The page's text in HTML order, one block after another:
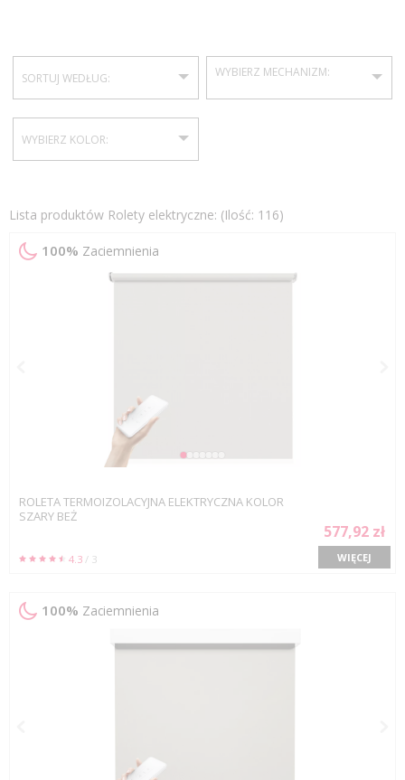
SORTUJ WEDŁUG: WYBIERZ MECHANIZM:
WYBIERZ KOLOR:
Biały
Lista produktów Rolety elektryczne: (Ilość: 116)
100% Zaciemnienia
ROLETA TERMOIZOLACYJNA ELEKTRYCZNA KOLOR
SZARY BEŻ
4.3 / 3
577,92 zł
WIĘCEJ
100% Zaciemnienia